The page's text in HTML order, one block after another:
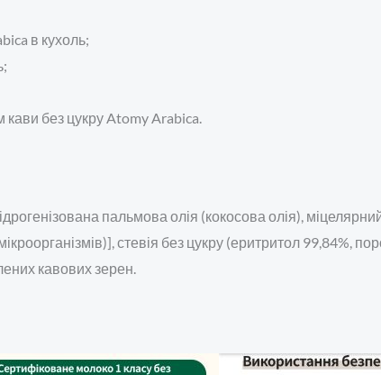
в кухоль;
без цукру Atomy Arabica.
пальмова олія (кокосова олія),
стевія без цукру (еритритол 99,84%,
кавових зерен.